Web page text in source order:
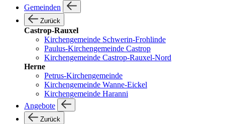
Gemeinden
Zurück
Castrop-Rauxel
Kirchengemeinde Schwerin-Frohlinde
Paulus-Kirchengemeinde Castrop
Kirchengemeinde Castrop-Rauxel-Nord
Herne
Petrus-Kirchengemeinde
Kirchengemeinde Wanne-Eickel
Kirchengemeinde Haranni
Angebote
Zurück